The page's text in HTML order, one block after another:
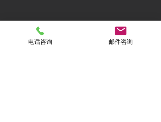
电话咨询 邮件咨询